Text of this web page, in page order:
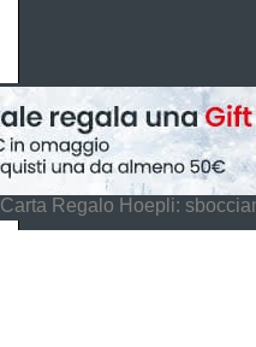
Carta Regalo Hoepli: